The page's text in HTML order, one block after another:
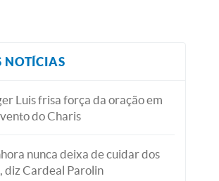
NOTÍCIAS
Luis frisa força da oração em
do Charis
nunca deixa de cuidar dos
diz Cardeal Parolin